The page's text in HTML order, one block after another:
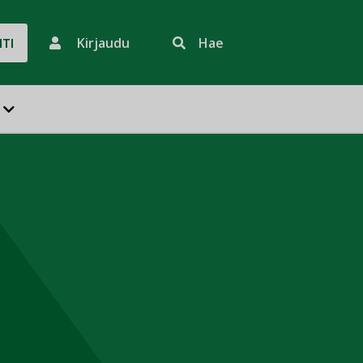
Kirjaudu Hae